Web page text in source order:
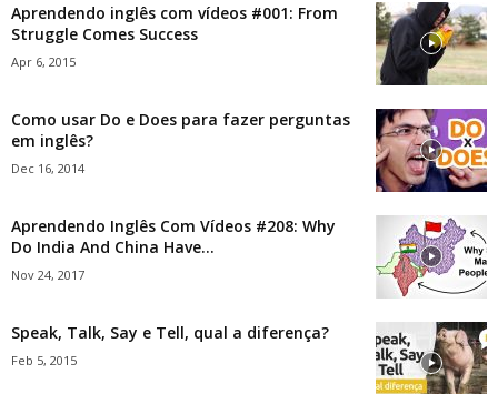
Aprendendo inglês com vídeos #001: From
Struggle Comes Success
Apr 6, 2015
Como usar Do e Does para fazer perguntas
em inglês?
Dec 16, 2014
Aprendendo Inglês Com Vídeos #208: Why
Do India And China Have...
Nov 24, 2017
Speak, Talk, Say e Tell, qual a diferença?
Feb 5, 2015